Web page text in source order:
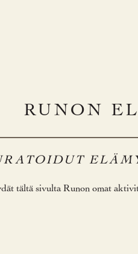
RUNON
tältä sivulta Runon omat